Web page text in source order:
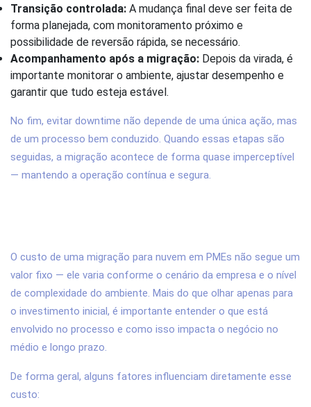
Transição controlada: A mudança final deve ser feita de
forma planejada, com monitoramento próximo e
possibilidade de reversão rápida, se necessário.
Acompanhamento após a migração: Depois da virada, é
importante monitorar o ambiente, ajustar desempenho e
garantir que tudo esteja estável.
No fim, evitar downtime não depende de uma única ação, mas
de um processo bem conduzido. Quando essas etapas são
seguidas, a migração acontece de forma quase imperceptível
— mantendo a operação contínua e segura.
O custo de uma migração para nuvem em PMEs não segue um
valor fixo — ele varia conforme o cenário da empresa e o nível
de complexidade do ambiente. Mais do que olhar apenas para
o investimento inicial, é importante entender o que está
envolvido no processo e como isso impacta o negócio no
médio e longo prazo.
De forma geral, alguns fatores influenciam diretamente esse
custo: